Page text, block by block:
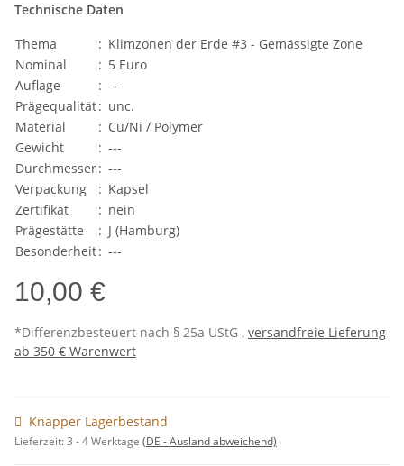
Technische Daten
Thema
: Klimzonen der Erde #3 - Gemässigte Zone
Nominal
: 5 Euro
Auflage
: ---
Prägequalität: unc.
Material
: Cu/Ni / Polymer
Gewicht
: ---
Durchmesser: ---
Verpackung
: Kapsel
Zertifikat
: nein
Prägestätte
: J (Hamburg)
Besonderheit: ---
10,00 €
*Differenzbesteuert nach § 25a UStG , versandfreie Lieferung
ab 350 € Warenwert
Knapper Lagerbestand
Lieferzeit:3 - 4 Werktage (DE - Ausland abweichend)